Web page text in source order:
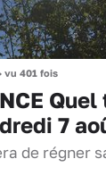
• vu 401 fois
7
de régner